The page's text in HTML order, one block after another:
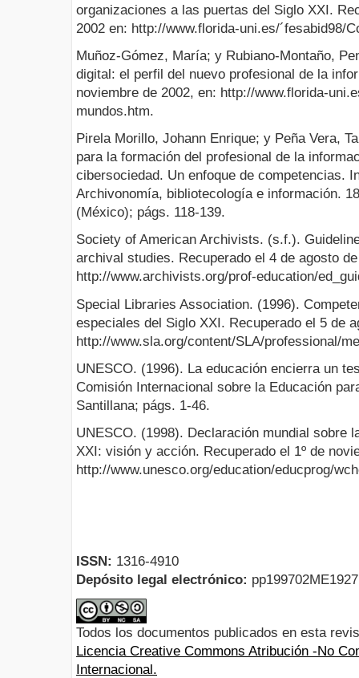
organizaciones a las puertas del Siglo XXI.
2002 en: http://www.florida-uni.es/´fesabid98/
Muñoz-Gómez, María; y Rubiano-Montaño,
digital: el perfil del nuevo profesional de la
noviembre de 2002, en: http://www.florida-
mundos.htm.
Pirela Morillo, Johann Enrique; y Peña Vera,
para la formación del profesional de la
cibersociedad. Un enfoque de competencias.
Archivonomía, bibliotecología e información.
(México); págs. 118-139.
Society of American Archivists. (s.f.).
archival studies. Recuperado el 4 de agosto
http://www.archivists.org/prof-education/
Special Libraries Association. (1996).
especiales del Siglo XXI. Recuperado el 5 de
http://www.sla.org/content/SLA/professional/
UNESCO. (1996). La educación encierra un
Comisión Internacional sobre la Educación
Santillana; págs. 1-46.
UNESCO. (1998). Declaración mundial sobre
XXI: visión y acción. Recuperado el 1º de
http://www.unesco.org/education/educprog/
ISSN: 1316-4910
Depósito legal electrónico:
Todos los documentos publicados en esta
Licencia Creative Commons Atribución -No
Internacional.